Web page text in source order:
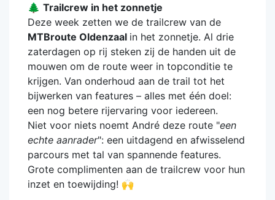
🌲 Trailcrew in het zonnetje
Deze week zetten we de trailcrew van de
MTBroute Oldenzaal in het zonnetje. Al drie
zaterdagen op rij steken zij de handen uit de
mouwen om de route weer in topconditie te
krijgen. Van onderhoud aan de trail tot het
bijwerken van features – alles met één doel:
een nog betere rijervaring voor iedereen.
Niet voor niets noemt André deze route "een
echte aanrader": een uitdagend en afwisselend
parcours met tal van spannende features.
Grote complimenten aan de trailcrew voor hun
inzet en toewijding! 🙌